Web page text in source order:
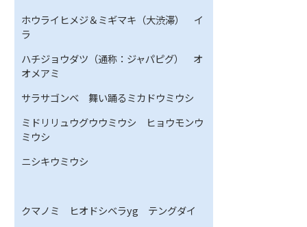
ホウライヒメジ＆ミギマキ（大渋滞） イ
ラ
ハチジョウダツ（通称：ジャパピグ） オ
オメアミ
サラサゴンベ 舞い踊るミカドウミウシ
ミドリリュウグウウミウシ ヒョウモンウ
ミウシ
ニシキウミウシ
クマノミ ヒオドシベラyg テングダイ